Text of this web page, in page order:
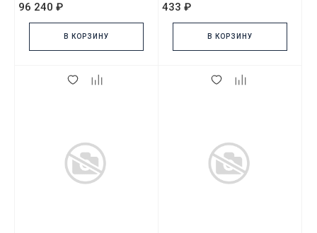
96 240 ₽
В КОРЗИНУ
433 ₽
В КОРЗИНУ